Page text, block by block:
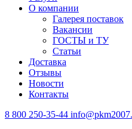
О компании
Галерея поставок
Вакансии
ГОСТЫ и ТУ
Статьи
Доставка
Отзывы
Новости
Контакты
8 800 250-35-44